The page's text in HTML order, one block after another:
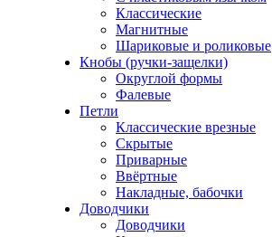
Классические
Магнитные
Шариковые и роликовые
Кнобы (ручки-защелки)
Округлой формы
Фалевые
Петли
Классические врезные
Скрытые
Приварные
Ввёртные
Накладные, бабочки
Доводчики
Доводчики